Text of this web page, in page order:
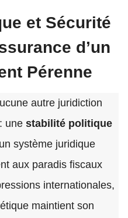
et Sécurité
d’un
Pérenne
autre juridiction
une stabilité politique
système juridique
aux paradis fiscaux
internationales,
maintient son